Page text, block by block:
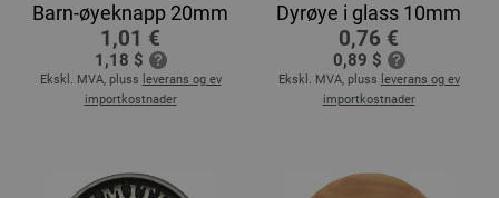
Barn-øyeknapp 20mm
1,01 €
1,18 $
Ekskl. MVA, pluss leverans og ev
importkostnader
Dyrøye i glass 10mm
0,76 €
0,89 $
Ekskl. MVA, pluss leverans og ev
importkostnader